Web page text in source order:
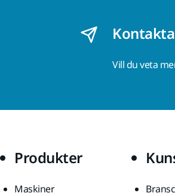
Vill du veta
Produkter
Maskiner